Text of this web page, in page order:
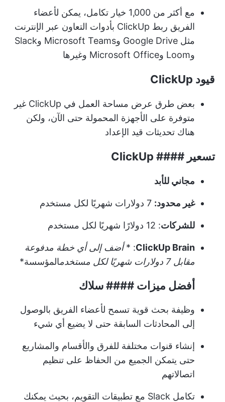
مع أكثر من 1,000 خيار تكامل، يمكن لأعضاء
الفريق ربط ClickUp بأدوات التعاون عبر الإنترنت
مثل Google Drive وMicrosoft Teams وSlack
وLoom وMicrosoft Office وغيرها
قيود ClickUp
بعض طرق عرض مساحة العمل في ClickUp غير
متوفرة على الأجهزة المحمولة حتى الآن، ولكن
هناك تحديثات قيد الإعداد
تسعير #### ClickUp
مجاني للأبد
غير محدود:
للشركات: 12 دولارًا شهريًا لكل مستخدم
ClickUp Brain
: *أضف إلى أي خطة مدفوعة
مقابل 7 دولارات شهريًا لكل مستخدم
المؤسسة*
أفضل ميزات #### سلاك
وظيفة بحث قوية تسمح لأعضاء الفريق بالوصول
إلى المحادثات السابقة حتى لا يضيع أي شيء
إنشاء قنوات مختلفة للفرق والأقسام والمشاريع
حتى يتمكن الجميع من الحفاظ على تنظيم
اتصالاتهم
تكامل Slack
مع تطبيقات التقويم، بحيث يمكنك